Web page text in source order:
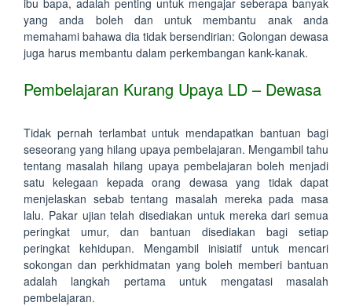
ibu bapa, adalah penting untuk mengajar seberapa banyak
yang anda boleh dan untuk membantu anak anda
memahami bahawa dia tidak bersendirian: Golongan dewasa
juga harus membantu dalam perkembangan kank-kanak.
Pembelajaran Kurang Upaya LD – Dewasa
Tidak pernah terlambat untuk mendapatkan bantuan bagi
seseorang yang hilang upaya pembelajaran. Mengambil tahu
tentang masalah hilang upaya pembelajaran boleh menjadi
satu kelegaan kepada orang dewasa yang tidak dapat
menjelaskan sebab tentang masalah mereka pada masa
lalu. Pakar ujian telah disediakan untuk mereka dari semua
peringkat umur, dan bantuan disediakan bagi setiap
peringkat kehidupan. Mengambil inisiatif untuk mencari
sokongan dan perkhidmatan yang boleh memberi bantuan
adalah langkah pertama untuk mengatasi masalah
pembelajaran.